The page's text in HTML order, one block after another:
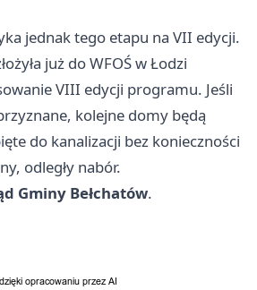
jednak tego etapu na VII edycji.
już do WFOŚ w Łodzi
VIII edycji programu. Jeśli
kolejne domy będą
do kanalizacji bez konieczności
odległy nabór.
Gminy Bełchatów.